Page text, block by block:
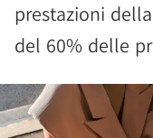
prestazioni
del 60% delle